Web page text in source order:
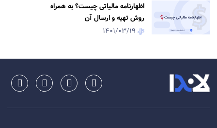
اظهارنامه مالیاتی چیست؟ به همراه
روش تهیه و ارسال آن